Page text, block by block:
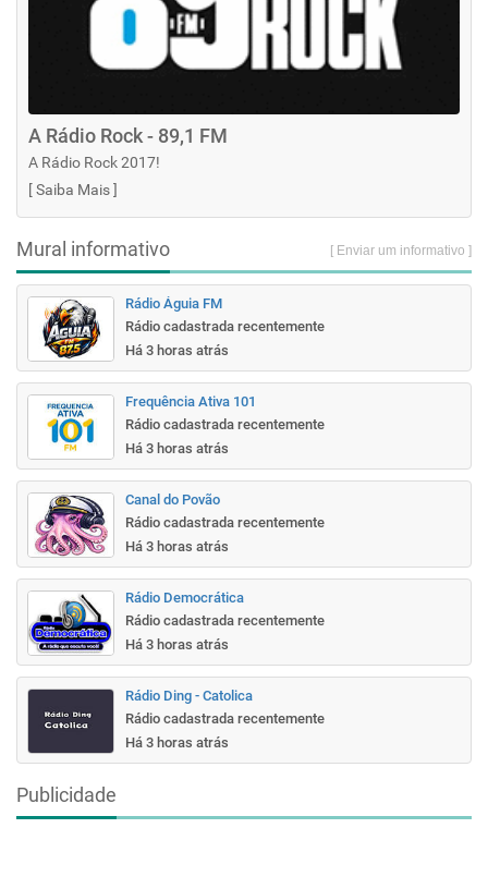
A Rádio Rock - 89,1 FM
A Rádio Rock 2017!
[Saiba Mais]
Mural informativo [ Enviar um informativo ]
Rádio Águia FM
Rádio cadastrada recentemente
Há 3 horas atrás
Frequência Ativa 101
Rádio cadastrada recentemente
Há 3 horas atrás
Canal do Povão
Rádio cadastrada recentemente
Há 3 horas atrás
Rádio Democrática
Rádio cadastrada recentemente
Há 3 horas atrás
Rádio Ding - Catolica
Rádio cadastrada recentemente
Há 3 horas atrás
Publicidade